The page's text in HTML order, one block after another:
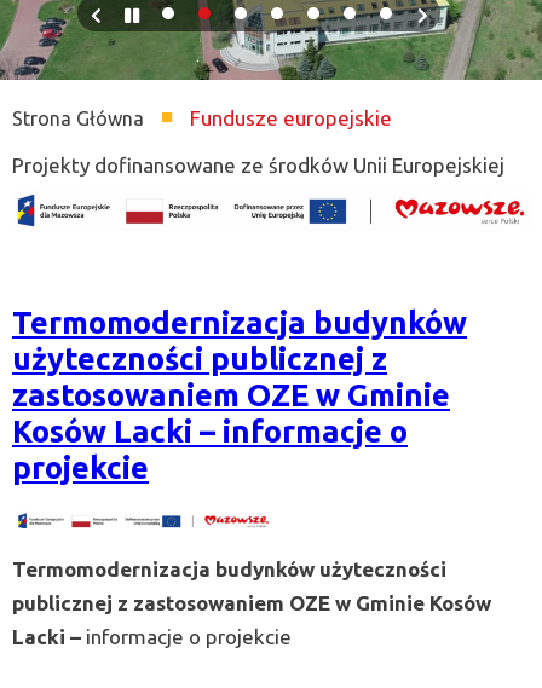
Pause
Previous
slide
Next
slide
Ścieżka
nawigacyjna
Strona Główna Fundusze europejskie
Projekty dofinansowane ze środków Unii Europejskiej
Termomodernizacja budynków
użyteczności publicznej z
zastosowaniem OZE w Gminie
Kosów Lacki – informacje o
projekcie
Termomodernizacja budynków użyteczności
publicznej z zastosowaniem OZE w Gminie Kosów
Lacki – informacje o projekcie